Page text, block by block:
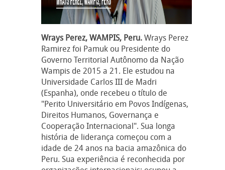
Wrays Perez, WAMPIS, Peru.Wrays Perez
Ramirez foi Pamuk ou Presidente do
Governo Territorial Autônomo da Nação
Wampis de 2015 a 21. Ele estudou na
Universidade Carlos III de Madri
(Espanha), onde recebeu o título de
"Perito Universitário em Povos Indígenas,
Direitos Humanos, Governança e
Cooperação Internacional". Sua longa
história de liderança começou com a
idade de 24 anos na bacia amazônica do
Peru. Sua experiência é reconhecida por